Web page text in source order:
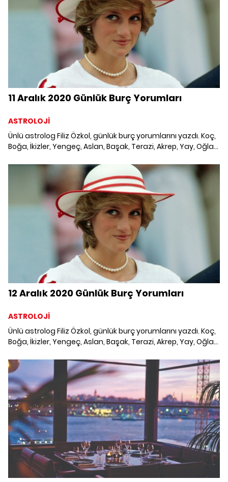
11 Aralık 2020 Günlük Burç Yorumları
ASTROLOJİ
Ünlü astrolog Filiz Özkol, günlük burç yorumlarını yazdı. Koç,
Boğa, İkizler, Yengeç, Aslan, Başak, Terazi, Akrep, Yay, Oğlak,
Burç Yorumları; Haftalık burç, yükselen burç, burç uyumu,
burç özellikleri ve günlük astroloji haberleri burçların dikkat
etmesi gereken konular ve merak edilenler...
12 Aralık 2020 Günlük Burç Yorumları
ASTROLOJİ
Ünlü astrolog Filiz Özkol, günlük burç yorumlarını yazdı. Koç,
Boğa, İkizler, Yengeç, Aslan, Başak, Terazi, Akrep, Yay, Oğlak,
Burç Yorumları; Haftalık burç, yükselen burç, burç uyumu,
burç özellikleri ve günlük astroloji haberleri burçların dikkat
etmesi gereken konular ve merak edilenler...